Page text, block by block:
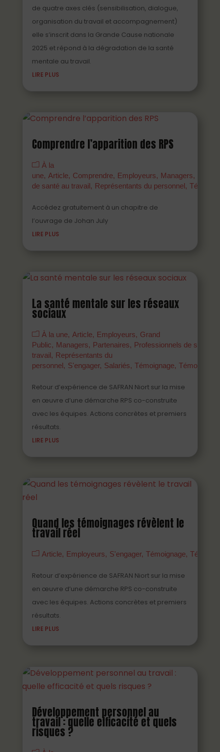
de quatre axes clés (sensibilisation, dialogue,
organisation du travail et accompagnement)
elle s’inscrit dans la Grande Cause nationale
2025 et répond à la dégradation de la santé
mentale au travail.
LIRE PLUS
Comprendre l’apparition des RPS
À la
une
Article Comprendre Employeurs Managers
de santé au travail
Représentants du personnel
Accédez gratuitement à un chapitre de
l’ouvrage de Johan July
LIRE PLUS
La santé mentale sur les réseaux
sociaux
À la une Article Employeurs
Grand
Public
Managers Partenaires
Professionnels de santé
travail
Représentants du
personnel
S'engager Salariés Témoignage Témoigner
Retour d’expérience de SAFRAN Niort sur la mise
en œuvre d’une démarche RPS co-construite
avec les équipes. Actions concrètes et premiers
résultats.
LIRE PLUS
Quand les témoignages révèlent le
travail réel
Article Employeurs S'engager Témoignage
Retour d’expérience de SAFRAN Niort sur la mise
en œuvre d’une démarche RPS co-construite
avec les équipes. Actions concrètes et premiers
résultats.
LIRE PLUS
Développement personnel au
travail : quelle efficacité et quels
risques ?